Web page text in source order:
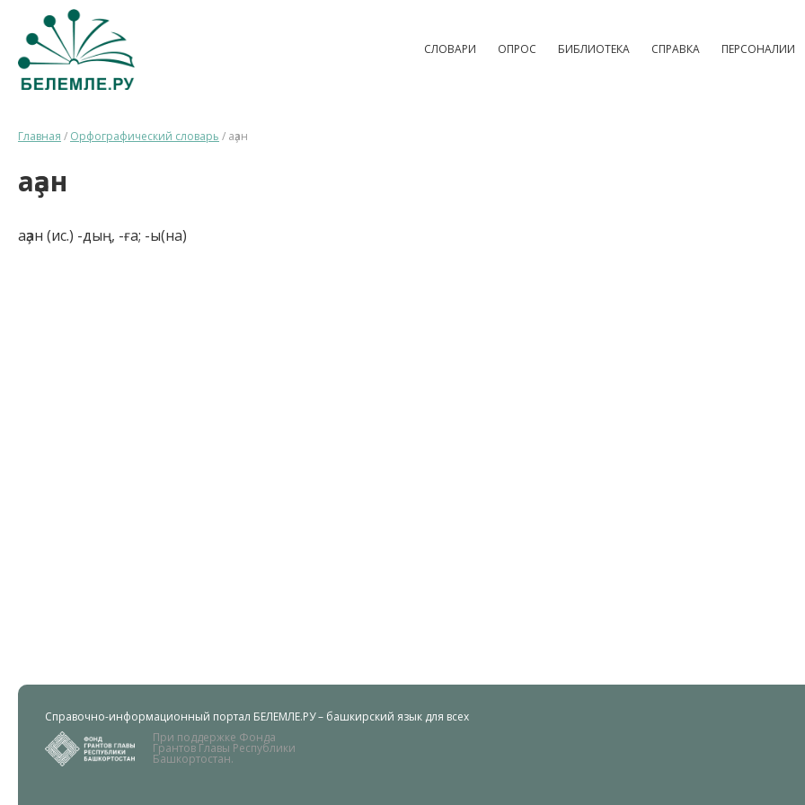
СЛОВАРИ ОПРОС БИБЛИОТЕКА СПРАВКА ПЕРСОНАЛИИ
Главная / Орфографический словарь / аҙан
аҙан
аҙан (ис.) -дың, -ға; -ы(на)
Справочно-информационный портал БЕЛЕМЛЕ.РУ – башкирский язык для всех
При поддержке Фонда
Грантов Главы Республики
Башкортостан.